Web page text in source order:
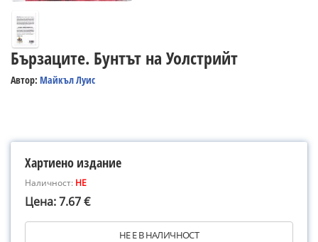
Бързаците. Бунтът на Уолстрийт
Автор: Майкъл Луис
Хартиено издание
Наличност: НЕ
Цена: 7.67 €
НЕ Е В НАЛИЧНОСТ